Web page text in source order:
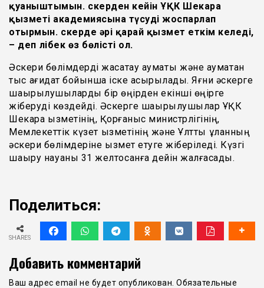
қуаныштымын. Әскерден кейін ҰҚК Шекара
қызметі академиясына түсуді жоспарлап
отырмын. Әскерде әрі қарай қызмет еткім келеді,
– деп Әлібек өз бөлісті ол.
Әскери бөлімдерді жасақтау аумақтық және аумақтан
тыс қағидат бойынша іске асырылады. Яғни әскерге
шақырылушыларды бір өңірден екінші өңірге
жіберуді көздейді. Әскерге шақырылушылар ҰҚК
Шекара қызметінің, Қорғаныс министрлігінің,
Мемлекеттік күзет қызметінің және Ұлттық ұланның
әскери бөлімдеріне қызмет етуге жіберіледі. Күзгі
шақыру науқаны 31 желтоқсанға дейін жалғасады.
Поделиться:
SHARES
Добавить комментарий
Ваш адрес email не будет опубликован. Обязательные